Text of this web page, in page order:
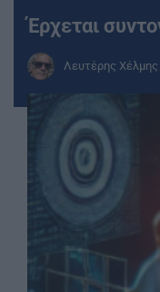
Έρχεται
Λευτέρης Χέλμης